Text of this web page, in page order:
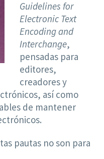
Guidelines for
Electronic Text
Encoding and
Interchange,
pensadas para
editores,
creadores y
así como
de mantener
pautas no son para